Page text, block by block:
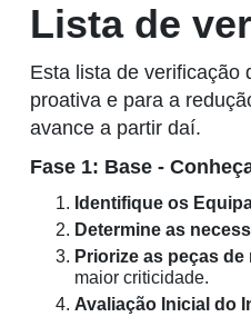
Lista de
Esta lista de verificação
proativa e para a
avance a partir daí.
Fase 1: Base -
Identifique os
Determine as
Priorize as peças
maior criticidade.
Avaliação Inicial do